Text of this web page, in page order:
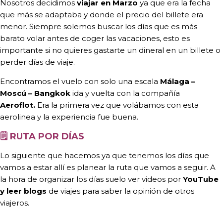
Nosotros decidimos viajar en Marzo ya que era la fecha
que más se adaptaba y donde el precio del billete era
menor. Siempre solemos buscar los días que es más
barato volar antes de coger las vacaciones, esto es
importante si no quieres gastarte un dineral en un billete o
perder días de viaje.
Encontramos el vuelo con solo una escala Málaga –
Moscú – Bangkok ida y vuelta con la compañía
Aeroflot. Era la primera vez que volábamos con esta
aerolinea y la experiencia fue buena.
🗒️ RUTA POR DÍAS
Lo siguiente que hacemos ya que tenemos los días que
vamos a estar allí es planear la ruta que vamos a seguir. A
la hora de organizar los días suelo ver videos por YouTube
y leer blogs de viajes para saber la opinión de otros
viajeros.